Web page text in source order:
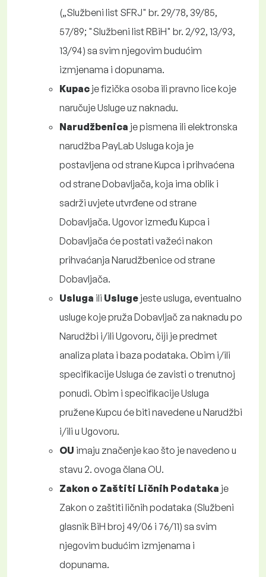
(„Službeni list SFRJ" br. 29/78, 39/85,
57/89; "Službeni list RBiH" br. 2/92, 13/93,
13/94) sa svim njegovim budućim
izmjenama i dopunama.
Kupac je fizička osoba ili pravno lice koje
naručuje Usluge uz naknadu.
Narudžbenica je pismena ili elektronska
narudžba PayLab Usluga koja je
postavljena od strane Kupca i prihvaćena
od strane Dobavljača, koja ima oblik i
sadrži uvjete utvrđene od strane
Dobavljača. Ugovor između Kupca i
Dobavljača će postati važeći nakon
prihvaćanja Narudžbenice od strane
Dobavljača.
Usluga ili Usluge jeste usluga, eventualno
usluge koje pruža Dobavljač za naknadu po
Narudžbi i/ili Ugovoru, čiji je predmet
analiza plata i baza podataka. Obim i/ili
specifikacije Usluga će zavisti o trenutnoj
ponudi. Obim i specifikacije Usluga
pružene Kupcu će biti navedene u Narudžbi
i/ili u Ugovoru.
OU imaju značenje kao što je navedeno u
stavu 2. ovoga člana OU.
Zakon o Zaštiti Ličnih Podataka je
Zakon o zaštiti ličnih podataka (Službeni
glasnik BiH broj 49/06 i 76/11) sa svim
njegovim budućim izmjenama i
dopunama.